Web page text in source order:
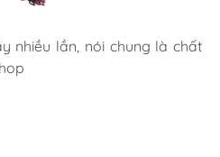
Úc JSC. Ở đây có rất nhiều
hồ lựa chọn. Nhân viên
nhiều lần, nói chung là chất
Giao hàng nhanh chóng.
giống mô tả. Đánh giá 5